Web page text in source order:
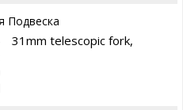
Подвеска
31mm telescopic fork,